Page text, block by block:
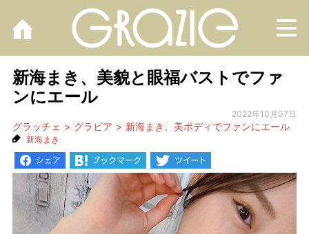
新海まき、美貌と眼福バストでファ
ンにエール
2022年10月07日
グラッチェ グラビア 新海まき、美ボディでファンにエール
新海まき